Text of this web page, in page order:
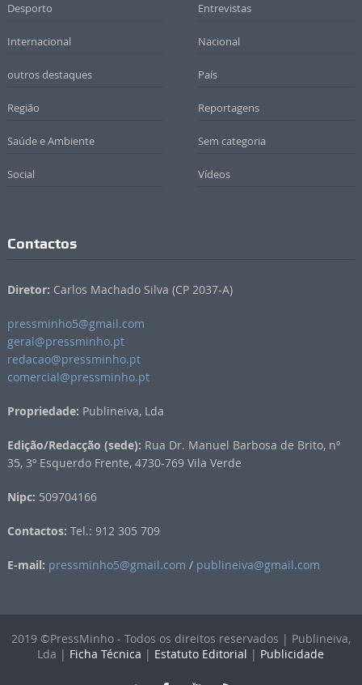
Desporto Entrevistas
Internacional Nacional
outros destaques País
Região Reportagens
Saúde e Ambiente Sem categoria
Social Vídeos
Contactos
Diretor: Carlos Machado Silva (CP 2037-A)
pressminho5@gmail.com
geral@pressminho.pt
redacao@pressminho.pt
comercial@pressminho.pt
Propriedade: Publineiva, Lda
Edição/Redacção (sede): Rua Dr. Manuel Barbosa de Brito, nº
35, 3º Esquerdo Frente, 4730-769 Vila Verde
Nipc: 509704166
Contactos: Tel.: 912 305 709
E-mail: pressminho5@gmail.com / publineiva@gmail.com
2019 ©PressMinho - Todos os direitos reservados | Publineiva,
Lda | Ficha Técnica | Estatuto Editorial | Publicidade